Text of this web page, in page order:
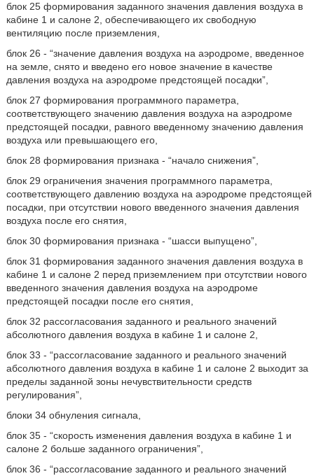
блок 25 формирования заданного значения давления воздуха в
кабине 1 и салоне 2, обеспечивающего их свободную
вентиляцию после приземления,
блок 26 - “значение давления воздуха на аэродроме, введенное
на земле, снято и введено его новое значение в качестве
давления воздуха на аэродроме предстоящей посадки”,
блок 27 формирования программного параметра,
соответствующего значению давления воздуха на аэродроме
предстоящей посадки, равного введенному значению давления
воздуха или превышающего его,
блок 28 формирования признака - “начало снижения”,
блок 29 ограничения значения программного параметра,
соответствующего давлению воздуха на аэродроме предстоящей
посадки, при отсутствии нового введенного значения давления
воздуха после его снятия,
блок 30 формирования признака - “шасси выпущено”,
блок 31 формирования заданного значения давления воздуха в
кабине 1 и салоне 2 перед приземлением при отсутствии нового
введенного значения давления воздуха на аэродроме
предстоящей посадки после его снятия,
блок 32 рассогласования заданного и реального значений
абсолютного давления воздуха в кабине 1 и салоне 2,
блок 33 - “рассогласование заданного и реального значений
абсолютного давления воздуха в кабине 1 и салоне 2 выходит за
пределы заданной зоны нечувствительности средств
регулирования”,
блоки 34 обнуления сигнала,
блок 35 - “скорость изменения давления воздуха в кабине 1 и
салоне 2 больше заданного ограничения”,
блок 36 - “рассогласование заданного и реального значений